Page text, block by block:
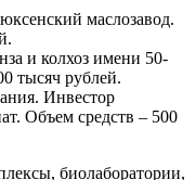
маслозавод.
и колхоз имени 50-
тысяч рублей.
Инвестор
Объем средств – 500
биолаборатории,